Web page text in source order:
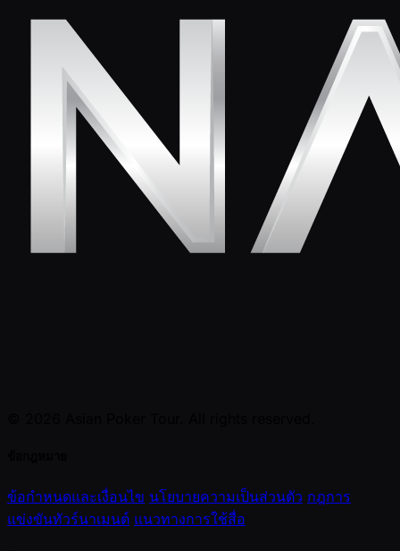
ข้อกำหนดและเงื่อนไข นโยบายความเป็นส่วนตัว กฎการ
แข่งขันทัวร์นาเมนต์ แนวทางการใช้สื่อ